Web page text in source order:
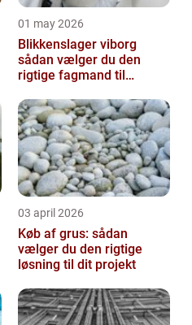
01 may 2026
Blikkenslager viborg
sådan vælger du den
rigtige fagmand til
03 april 2026
Køb af grus: sådan
vælger du den rigtige
løsning til dit projekt